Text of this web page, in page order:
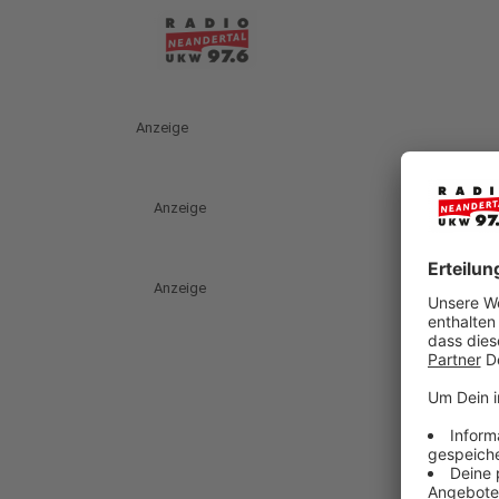
Anzeige
Anzeige
Anzeige